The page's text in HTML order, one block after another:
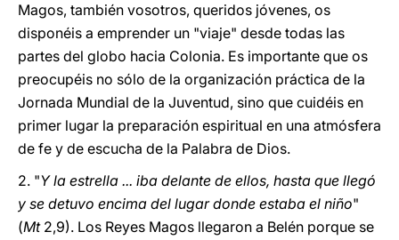
Magos, también vosotros, queridos jóvenes, os
disponéis a emprender un "viaje" desde todas las
partes del globo hacia Colonia. Es importante que os
preocupéis no sólo de la organización práctica de la
Jornada Mundial de la Juventud, sino que cuidéis en
primer lugar la preparación espiritual en una atmósfera
de fe y de escucha de la Palabra de Dios.
2. "Y la estrella ... iba delante de ellos, hasta que llegó
y se detuvo encima del lugar donde estaba el niño"
(Mt2,9). Los Reyes Magos llegaron a Belén porque se